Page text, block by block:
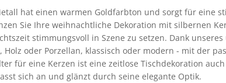
hat einen warmen Goldfarbton und sorgt für eine
Sie Ihre weihnachtliche Dekoration mit silbernen
stimmungsvoll in Szene zu setzen. Dank
Holz oder Porzellan, klassisch oder modern - mit der
für eine Kerzen ist eine zeitlose Tischdekoration
sich an und glänzt durch seine elegante Optik.